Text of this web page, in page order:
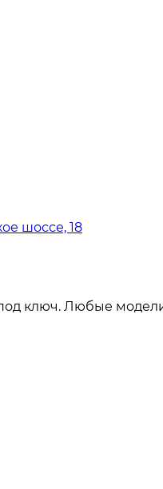
шоссе, 18
ключ. Любые